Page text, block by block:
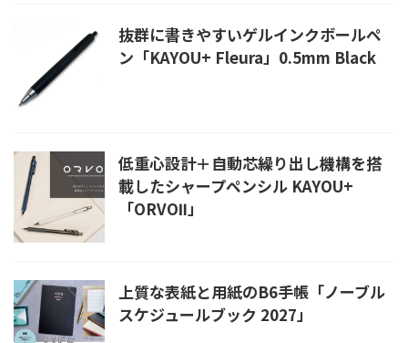
抜群に書きやすいゲルインクボールペ
ン「KAYOU+ Fleura」0.5mm Black
低重心設計＋自動芯繰り出し機構を搭
載したシャープペンシル KAYOU+
「ORVOⅡ」
上質な表紙と用紙のB6手帳「ノーブル
スケジュールブック 2027」